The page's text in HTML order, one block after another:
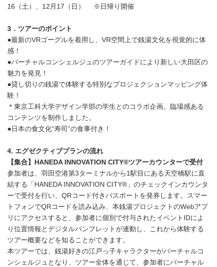
16（土）、12月17（日） ※日帰り開催
3．ツアーのポイント
●最新のVRゴーグルを着用し、VR空間上で銭湯文化を視覚的に体
感！
●バーチャルコンシェルジュのツアーガイドにより新しい大田区の
魅力を発見！
●貸し切りの銭湯で体験する特別なプロジェクションマッピング体
験！
＊東京工科大学デザイン学部の学生とのコラボ企画。臨場感ある
コンテンツを制作しました。
●日本の食文化“寿司”の食事付き！
4. エグゼクティブプランの流れ
【集合】
HANEDA INNOVATION CITY®ツアーカウンターで受付
参加者は、羽田空港第3ターミナルから1駅目にある天空橋駅に直
結する「HANEDA INNOVATION CITY®」のチェックインカウンタ
ーで受付を行い、QRコード付きパスポートを発券します。スマー
トフォンでQRコードを読み込み、本銭湯プロジェクトのWebアプ
リにアクセスすると、参加者に個別で付与されたイベントIDによ
り位置情報とデジタルパンフレットが連動し、これから体験する
ツアー概要などを知ることができます。
本ツアーでは、銭湯好きの江戸っ子キャラクターがバーチャルコ
ンシェルジュとなり、ツアー全体を通じて、参加者にバーチャル